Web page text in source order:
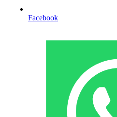
Facebook